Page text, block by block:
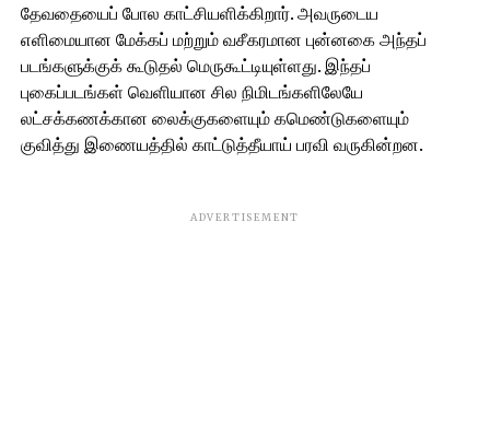
தேவதையைப் போல காட்சியளிக்கிறார். அவருடைய
எளிமையான மேக்கப் மற்றும் வசீகரமான புன்னகை அந்தப்
படங்களுக்குக் கூடுதல் மெருகூட்டியுள்ளது. இந்தப்
புகைப்படங்கள் வெளியான சில நிமிடங்களிலேயே
லட்சக்கணக்கான லைக்குகளையும் கமெண்டுகளையும்
குவித்து இணையத்தில் காட்டுத்தீயாய் பரவி வருகின்றன.
ADVERTISEMENT